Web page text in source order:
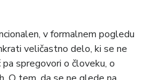
v formalnem pogledu
veličastno delo, ki se ne
spregovori o človeku, o